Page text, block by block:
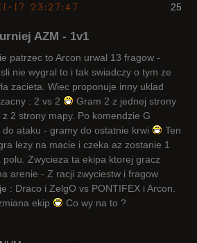
25
17 23:27:47
AZM - 1v1
patrzec to Arcon urwal 13 fragow -
nie wygral to i tak swiadczy o tym ze
zacieta. Wiec proponuje inny uklad
: 2 vs 2
Gram 2 z jednej strony
z 2 strony mapy. Po komendzie G
do ataku - gramy do ostatnie krwi
Ten
lezy na macie i czeka az zostanie 1
polu. Zwycieza ta ekipa ktorej gracz
arenie - Z racji zwyciestw i fragow
: Draco i ZelgO vs PONTIFEX i Arcon.
ekip
Co wy na to ?